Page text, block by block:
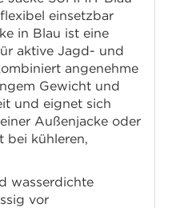
einsetzbar
in Blau ist eine
aktive Jagd- und
angenehme
Gewicht und
und eignet sich
Außenjacke oder
bei kühleren,
wasserdichte
vor